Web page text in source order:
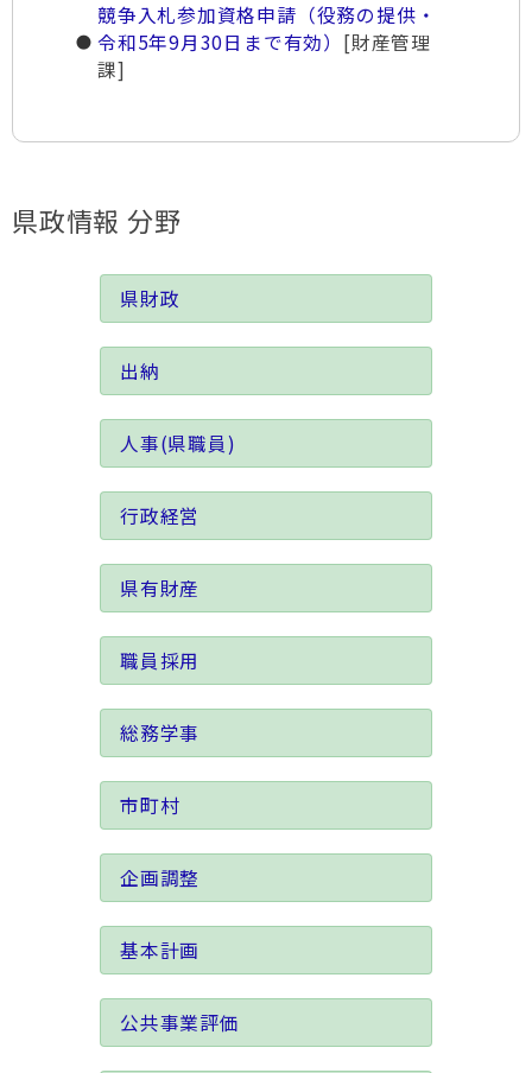
競争入札参加資格申請（役務の提供・
令和5年9月30日まで有効） [財産管理
課]
県政情報 分野
県財政
出納
人事(県職員)
行政経営
県有財産
職員採用
総務学事
市町村
企画調整
基本計画
公共事業評価